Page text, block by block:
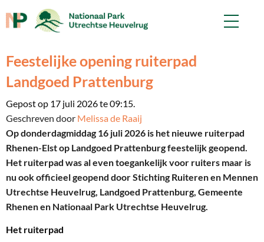
Feestelijke opening ruiterpad
Landgoed Prattenburg
Gepost op 17 juli 2026 te 09:15.
Geschreven door Melissa de Raaij
Op donderdagmiddag 16 juli 2026 is het nieuwe ruiterpad
Rhenen-Elst op Landgoed Prattenburgfeestelijk geopend.
Het ruiterpad was al even toegankelijk voor ruiters maar is
nu ook officieel geopend doorStichting Ruiterenen Mennen
Utrechtse Heuvelrug, Landgoed Prattenburg, Gemeente
Rhenenen Nationaal Park Utrechtse Heuvelrug.
Het ruiterpad